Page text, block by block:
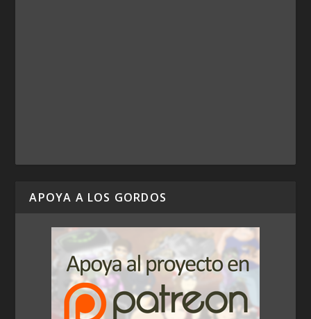
APOYA A LOS GORDOS